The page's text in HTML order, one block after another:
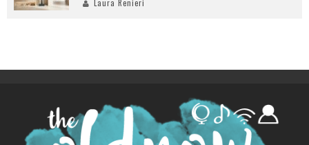
Laura Renieri